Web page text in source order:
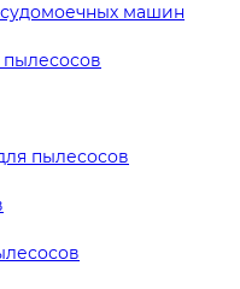
машин
пылесосов